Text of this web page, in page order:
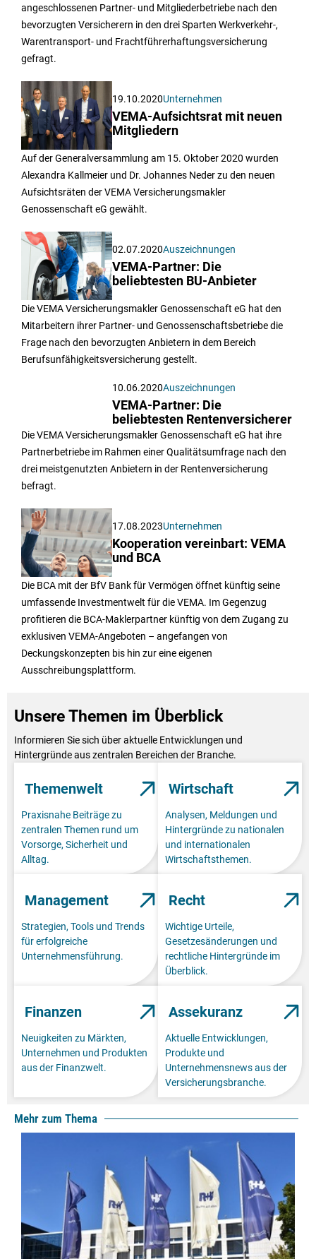
angeschlossenen Partner- und Mitgliederbetriebe nach den
bevorzugten Versicherern in den drei Sparten Werkverkehr-,
Warentransport- und Frachtführerhaftungsversicherung
gefragt.
19.10.2020Unternehmen
VEMA-Aufsichtsrat mit neuen
Mitgliedern
Auf der Generalversammlung am 15. Oktober 2020 wurden
Alexandra Kallmeier und Dr. Johannes Neder zu den neuen
Aufsichtsräten der VEMA Versicherungsmakler
Genossenschaft eG gewählt.
02.07.2020Auszeichnungen
VEMA-Partner: Die
beliebtesten BU-Anbieter
Die VEMA Versicherungsmakler Genossenschaft eG hat den
Mitarbeitern ihrer Partner- und Genossenschaftsbetriebe die
Frage nach den bevorzugten Anbietern in dem Bereich
Berufsunfähigkeitsversicherung gestellt.
10.06.2020Auszeichnungen
VEMA-Partner: Die
beliebtesten Rentenversicherer
Die VEMA Versicherungsmakler Genossenschaft eG hat ihre
Partnerbetriebe im Rahmen einer Qualitätsumfrage nach den
drei meistgenutzten Anbietern in der Rentenversicherung
befragt.
17.08.2023Unternehmen
Kooperation vereinbart: VEMA
und BCA
Die BCA mit der BfV Bank für Vermögen öffnet künftig seine
umfassende Investmentwelt für die VEMA. Im Gegenzug
profitieren die BCA-Maklerpartner künftig von dem Zugang zu
exklusiven VEMA-Angeboten – angefangen von
Deckungskonzepten bis hin zur eine eigenen
Ausschreibungsplattform.
Unsere Themen im Überblick
Informieren Sie sich über aktuelle Entwicklungen und
Hintergründe aus zentralen Bereichen der Branche.
Themenwelt
Praxisnahe Beiträge zu
zentralen Themen rund um
Vorsorge, Sicherheit und
Alltag.
Wirtschaft
Analysen, Meldungen und
Hintergründe zu nationalen
und internationalen
Wirtschaftsthemen.
Management
Strategien, Tools und Trends
für erfolgreiche
Unternehmensführung.
Recht
Wichtige Urteile,
Gesetzesänderungen und
rechtliche Hintergründe im
Überblick.
Finanzen
Neuigkeiten zu Märkten,
Unternehmen und Produkten
aus der Finanzwelt.
Assekuranz
Aktuelle Entwicklungen,
Produkte und
Unternehmensnews aus der
Versicherungsbranche.
Mehr zum Thema